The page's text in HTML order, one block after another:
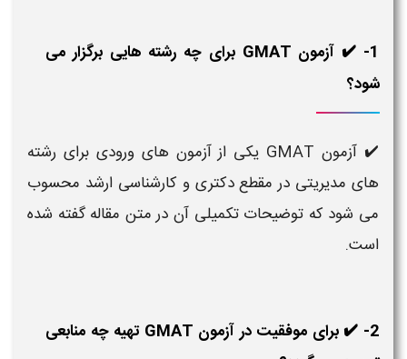
1- ✔️ آزمون GMAT برای چه رشته هایی برگزار می
شود؟
✔️ آزمون GMAT یکی از آزمون های ورودی برای رشته
های مدیریتی در مقطع دکتری و کارشناسی ارشد محسوب
می شود که توضیحات تکمیلی آن در متن مقاله گفته شده
است.
2- ✔️ برای موفقیت در آزمون GMAT تهیه چه منابعی